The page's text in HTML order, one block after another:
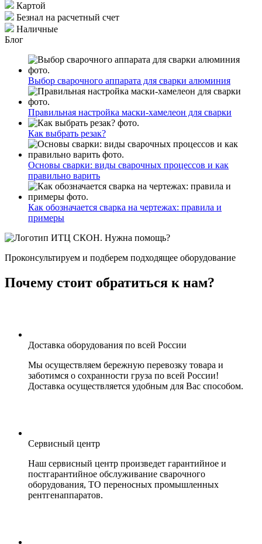
Картой
Безнал на расчетный счет
Наличные
Блог
Выбор сварочного аппарата для сварки алюминия
Правильная настройка маски-хамелеон для сварки
Как выбрать резак?
Основы сварки: виды сварочных процессов и как
правильно варить
Как обозначается сварка на чертежах: правила и
примеры
Нужна помощь?
Проконсультируем и подберем подходящее оборудование
Почему стоит обратиться к нам?
Доставка оборудования по всей России
Мы осуществляем бережную перевозку товара и
заботимся о сохранности груза по всей России!
Доставка осуществляется удобным для Вас способом.
Сервисный центр
Наш сервисный центр произведет гарантийное и
постгарантийное обслуживание сварочного
оборудования, ТО переносных промышленных
рентгенаппаратов.